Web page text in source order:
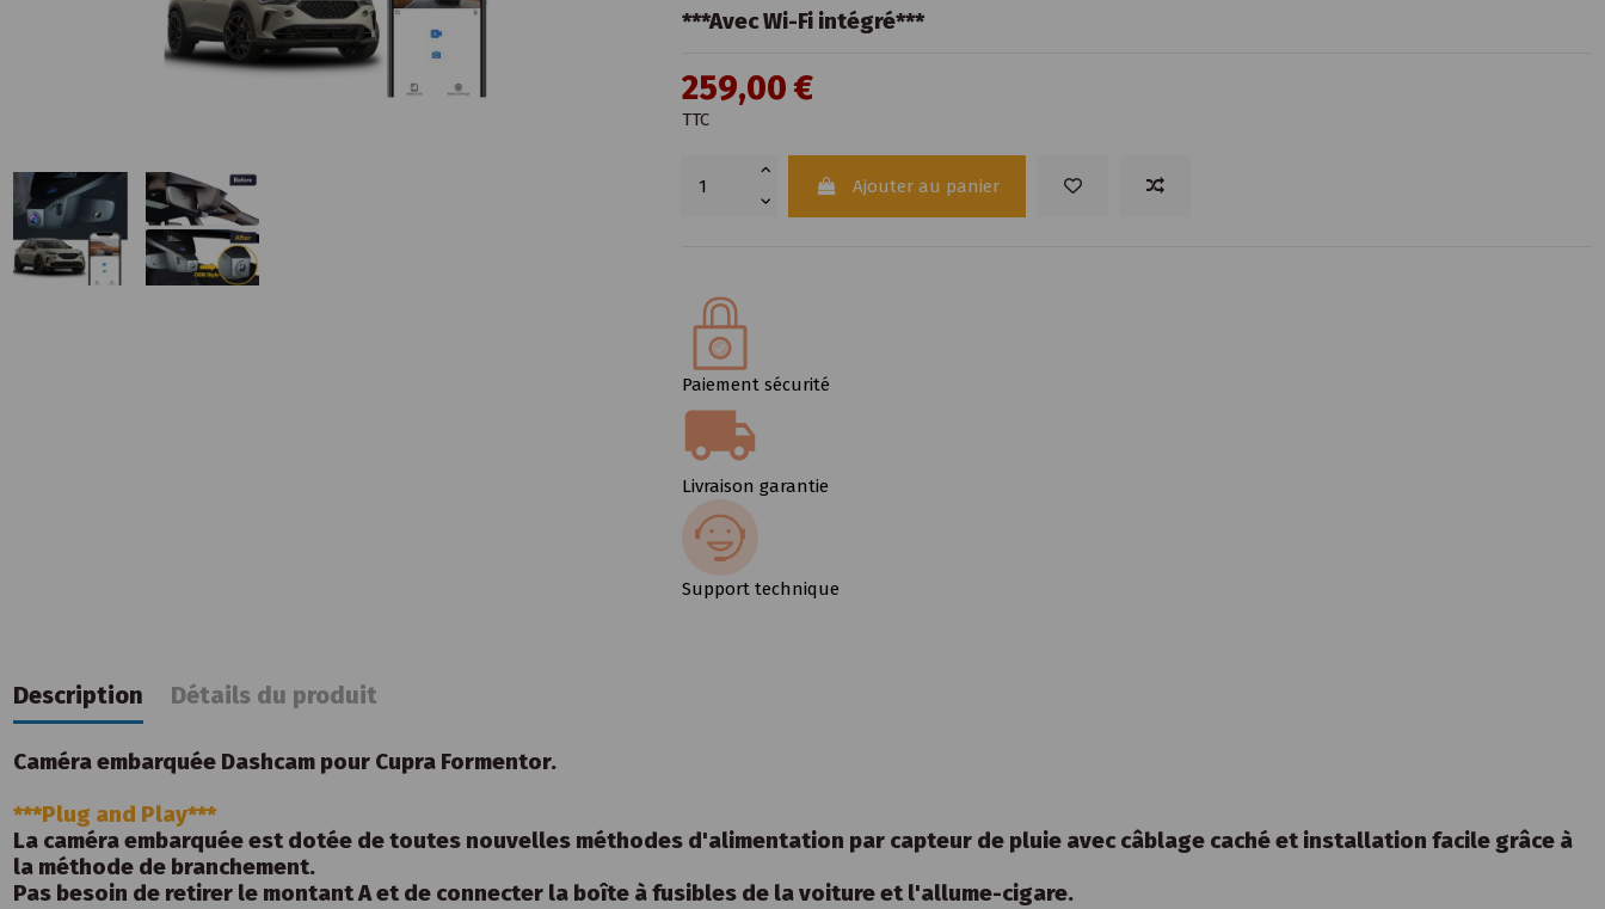
***Avec Wi-Fi intégré***
259,00 €
TTC
Ajouter au panier
Paiement sécurité
Livraison garantie
Support technique
Description Détails du produit
Caméra embarquée Dashcam pour Cupra Formentor.
***Plug and Play***
La caméra embarquée est dotée de toutes nouvelles méthodes d'alimentation par capteur de pluie avec câblage caché et installation facile grâce à
la méthode de branchement.
Pas besoin de retirer le montant A et de connecter la boîte à fusibles de la voiture et l'allume-cigare.